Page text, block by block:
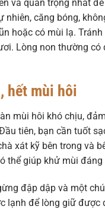
và quan trọng nhất
căng bóng,
hoặc có mùi lạ.
Lòng non thường
hết mùi hôi
mùi hôi khó chịu,
tiên, bạn cần tuốt
xát kỹ bên trong và
thể giúp khử mùi đáng
đập dập và một
lạnh để lòng giữ